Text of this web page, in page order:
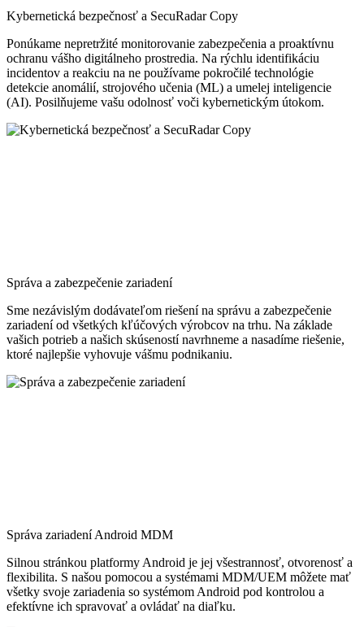
Kybernetická bezpečnosť a SecuRadar Copy
Ponúkame nepretržité monitorovanie zabezpečenia a proaktívnu
ochranu vášho digitálneho prostredia. Na rýchlu identifikáciu
incidentov a reakciu na ne používame pokročilé technológie
detekcie anomálií, strojového učenia (ML) a umelej inteligencie
(AI). Posilňujeme vašu odolnosť voči kybernetickým útokom.
Správa a zabezpečenie zariadení
Sme nezávislým dodávateľom riešení na správu a zabezpečenie
zariadení od všetkých kľúčových výrobcov na trhu. Na základe
vašich potrieb a našich skúseností navrhneme a nasadíme riešenie,
ktoré najlepšie vyhovuje vášmu podnikaniu.
Správa zariadení Android MDM
Silnou stránkou platformy Android je jej všestrannosť, otvorenosť a
flexibilita. S našou pomocou a systémami MDM/UEM môžete mať
všetky svoje zariadenia so systémom Android pod kontrolou a
efektívne ich spravovať a ovládať na diaľku.